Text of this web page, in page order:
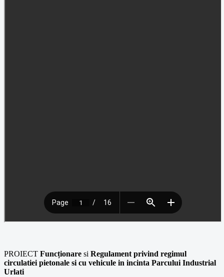
PROIECT Funcționare si Regulament privind regimul
circulatiei pietonale si cu vehicule in incinta Parcului Industrial
Urlati